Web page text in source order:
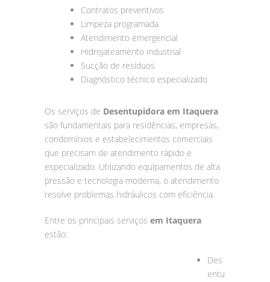
Contratos preventivos
Limpeza programada
Atendimento emergencial
Hidrojateamento industrial
Sucção de resíduos
Diagnóstico técnico especializado
Os serviços de Desentupidora em Itaquera
são fundamentais para residências, empresas,
condomínios e estabelecimentos comerciais
que precisam de atendimento rápido e
especializado. Utilizando equipamentos de alta
pressão e tecnologia moderna, o atendimento
resolve problemas hidráulicos com eficiência.
Entre os principais serviços em Itaquera
estão:
Des
entu